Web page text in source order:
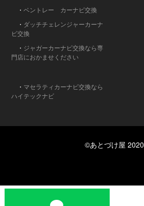
・ベントレー カーナビ交換
・ ダッチチェレンジャーカーナ
ビ交換
・ ジャガーカーナビ交換なら専
門店におかませください
・ マセラティカーナビ交換なら
ハイテックナビ
©あとづけ屋 2020